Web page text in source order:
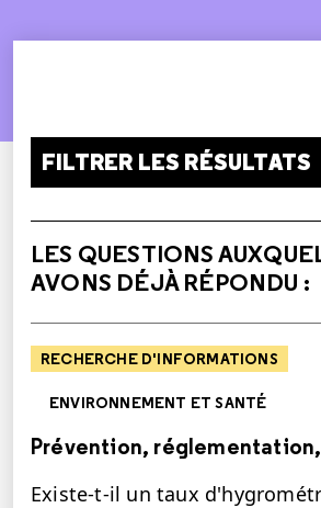
FILTRER LES RÉSULTATS
LES QUESTIONS
AVONS DÉJÀ RÉPONDU :
RECHERCHE D'INFORMATIONS
ENVIRONNEMENT ET SANTÉ
Prévention,
Existe-t-il un taux